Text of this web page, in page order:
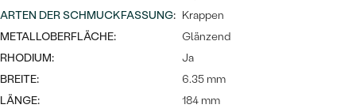
SYMBOLISCH
NACH ANLASS
ARTEN DER SCHMUCKFASSUNG: Krappen
METALLOBERFLÄCHE:
Glänzend
RHODIUM:
Ja
BREITE:
6.35 mm
LÄNGE:
184 mm